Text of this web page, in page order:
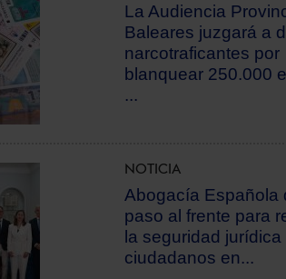
La Audiencia
Baleares juzgará a
narcotraficantes por
blanquear 250.000
...
NOTICIA
Abogacía Española
paso al frente para
la seguridad jurídica
ciudadanos en...